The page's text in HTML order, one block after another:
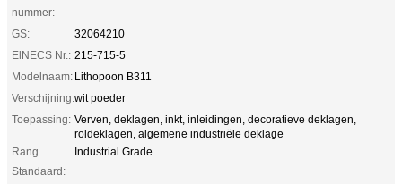
nummer:
GS:
32064210
ElNECS Nr.: 215-715-5
Modelnaam: Lithopoon B311
Verschijning:wit poeder
Toepassing: Verven, deklagen, inkt, inleidingen, decoratieve deklagen,
roldeklagen, algemene industriële deklage
Rang
Standaard:
Industrial Grade